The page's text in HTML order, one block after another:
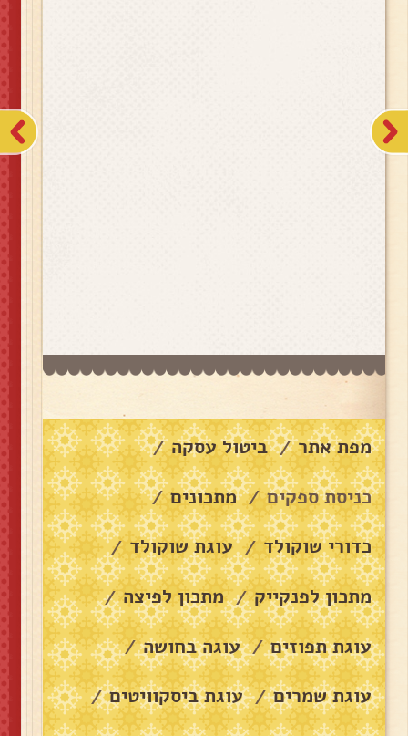
מפת אתר / ביטול עסקה /
כניסת ספקים / מתכונים /
כדורי שוקולד / עוגת שוקולד /
מתכון לפנקייק / מתכון לפיצה /
עוגת תפוזים / עוגה בחושה /
עוגת שמרים / עוגת ביסקוויטים /